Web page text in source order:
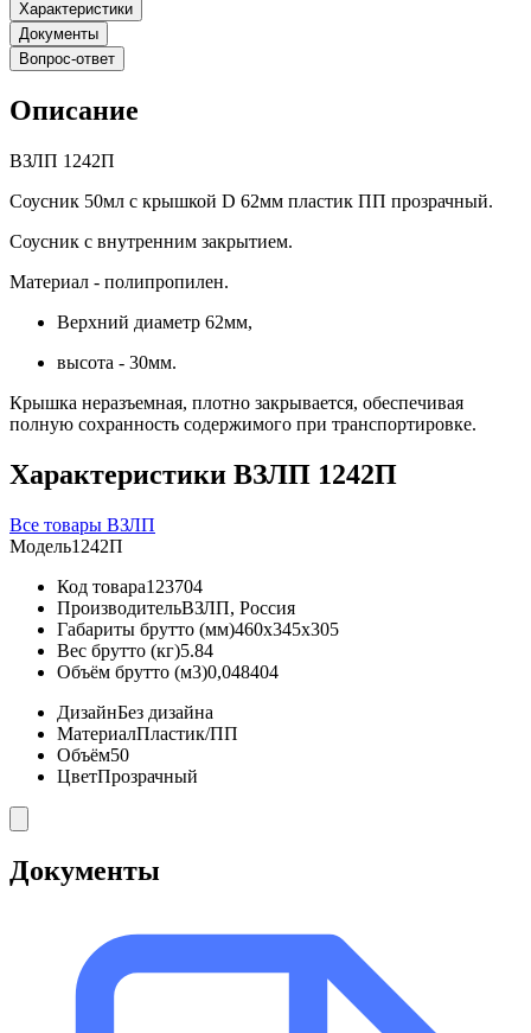
Характеристики
Документы
Вопрос-ответ
Описание
ВЗЛП 1242П
Соусник 50мл с крышкой D 62мм пластик ПП прозрачный.
Соусник с внутренним закрытием.
Материал - полипропилен.
Верхний диаметр 62мм,
высота - 30мм.
Крышка неразъемная, плотно закрывается, обеспечивая
полную сохранность содержимого при транспортировке.
Характеристики ВЗЛП 1242П
Все товары ВЗЛП
Модель1242П
Код товара123704
ПроизводительВЗЛП, Россия
Габариты брутто (мм)460x345x305
Вес брутто (кг)5.84
Объём брутто (м3)0,048404
ДизайнБез дизайна
МатериалПластик/ПП
Объём50
ЦветПрозрачный
Документы